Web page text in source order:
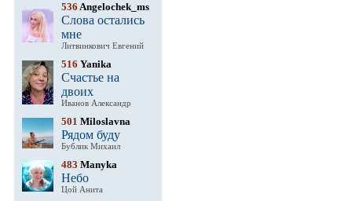
536 Angelochek_ms
Слова остались
мне
Литвинкович Евгений
516 Yanika
Счастье на
двоих
Иванов Александр
501 Miloslavna
Рядом буду
Бублик Михаил
483 Manyka
Небо
Цой Анита